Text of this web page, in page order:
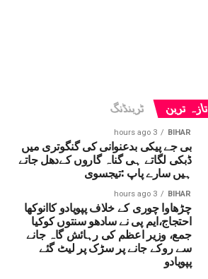
تازہ ترین ٹرینڈنگ
BIHAR
3 hours ago
بی جے پیکی بدعنوانی کی گنگوتری میں
ڈبکی لگاتے ہی گناہ گاروں کےدھل جاتے
ہیں سارے پاپ :تیجسوی
BIHAR
3 hours ago
چڑھاوا چوری کے خلاف پپویادو کاانوکھا
احتجاج،ایم پی نے سادھو سنتوں کوکیا
جمع، وزیر اعظم کی رہائش گاہ جانے
سے روکے جانے پر سڑک پر لیٹ گئے
پپویادو